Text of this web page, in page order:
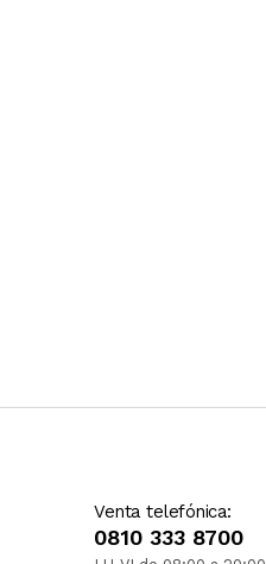
Venta telefónica:
0810 333 8700